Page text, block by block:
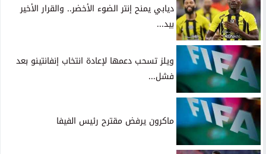
ديابي يمنح إنتر الضوء الأخضر.. والقرار الأخير
بيد...
ويلز تسحب دعمها لإعادة انتخاب إنفانتينو بعد
فشل...
ماكرون يرفض مقترح رئيس الفيفا